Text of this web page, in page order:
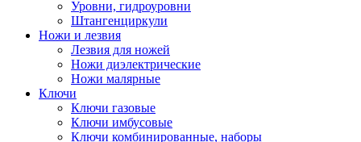
Уровни, гидроуровни
Штангенциркули
Ножи и лезвия
Лезвия для ножей
Ножи диэлектрические
Ножи малярные
Ключи
Ключи газовые
Ключи имбусовые
Ключи комбинированные, наборы